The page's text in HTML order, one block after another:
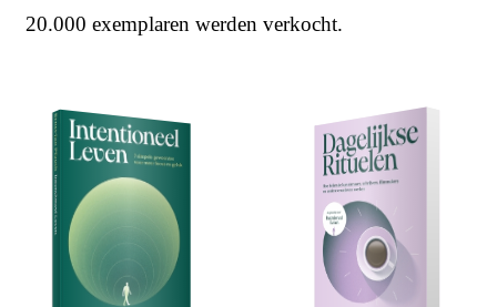
20.000 exemplaren werden verkocht.